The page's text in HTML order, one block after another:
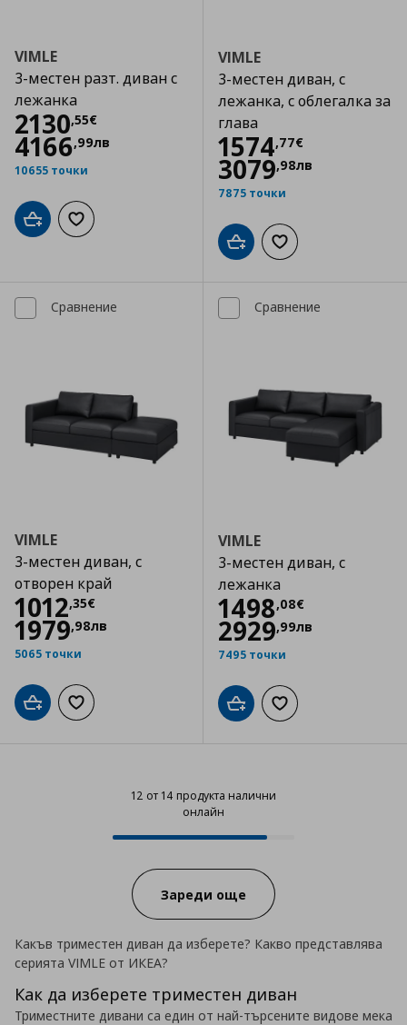
VIMLE
3-местен разт. диван с
лежанка
2130,55€
Цена2130,55 €
4166,99лв
10655 точки
Добави в кошницата
Добави към списъка с любими
VIMLE
3-местен диван, с
лежанка, с облегалка за
глава
1574,77€
Цена1574,77 €
3079,98лв
7875 точки
Добави в кошницата
Добави към
Сравнение
VIMLE
3-местен диван, с
отворен край
1012,35€
Цена1012,35 €
1979,98лв
5065 точки
Добави в кошницата
Добави към списъка с любими
Сравнение
VIMLE
3-местен диван, с
лежанка
1498,08€
Цена1498,08 €
2929,99лв
7495 точки
Добави в кошницата
Добави към
12 от 14 продукта налични
онлайн
12 от 14 продукта налични
Progress:
Зареди още
Какъв триместен диван да изберете? Какво представлява
серията VIMLE от ИКЕА?
Как да изберете триместен диван
Триместните дивани са един от най-търсените видове мека